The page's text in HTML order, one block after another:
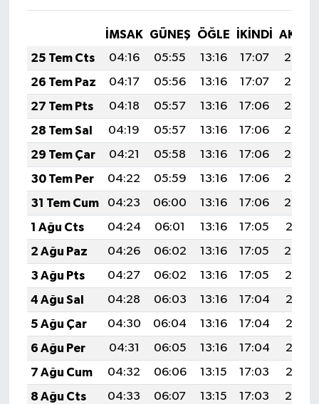
İMSAK GÜNEŞ ÖĞLE İKINDI
25 Tem Cts
04:16 05:55 13:16 17:07
20:27
26 Tem Paz
04:17 05:56 13:16 17:07
20:27
27 Tem Pts
04:18 05:57 13:16 17:06
20:26
28 Tem Sal
04:19 05:57 13:16 17:06
20:25
29 Tem Çar
04:21 05:58 13:16 17:06
20:24
30 Tem Per
04:22 05:59 13:16 17:06
20:23
31 Tem Cum
04:23 06:00 13:16 17:06
20:22
1 Ağu Cts
04:24 06:01 13:16 17:05
20:21
2 Ağu Paz
04:26 06:02 13:16 17:05
20:20
3 Ağu Pts
04:27 06:02 13:16 17:05
20:19
4 Ağu Sal
04:28 06:03 13:16 17:04
20:18
5 Ağu Çar
04:30 06:04 13:16 17:04
20:17
6 Ağu Per
04:31 06:05 13:16 17:04
20:16
7 Ağu Cum
04:32 06:06 13:15 17:03
20:15
8 Ağu Cts
04:33 06:07 13:15 17:03
20:14